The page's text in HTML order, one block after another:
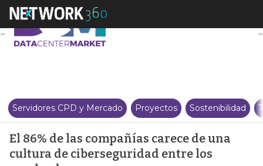
El 86% de las compañías
Servidores CPD y Mercado Proyectos Sostenibilidad
El 86% de las compañías carece de una
cultura de ciberseguridad entre los